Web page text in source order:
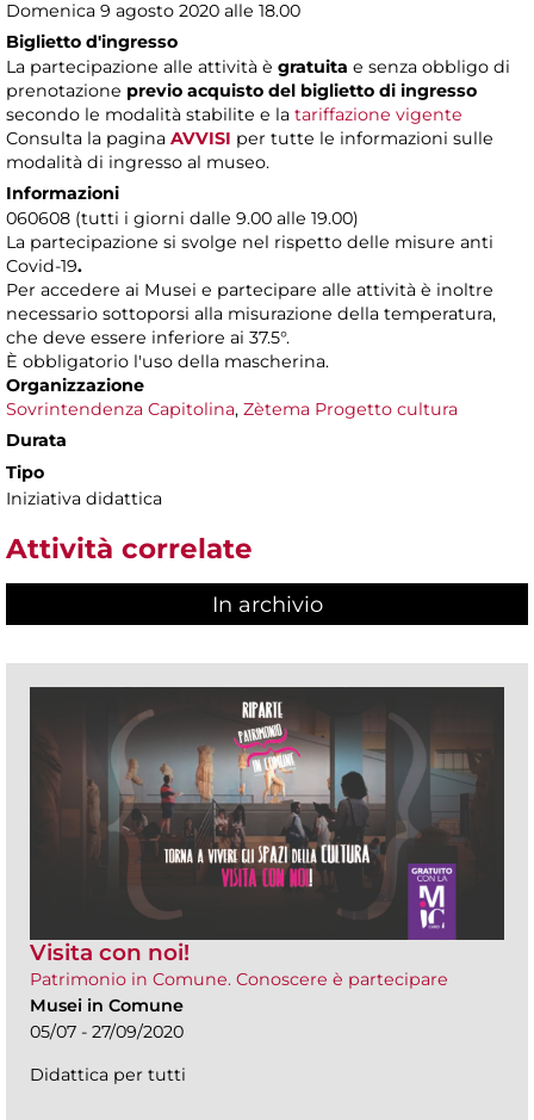
Domenica 9 agosto 2020 alle 18.00
Biglietto d'ingresso
La partecipazione alle attività è gratuita e senza obbligo di
prenotazione previo acquisto del biglietto di ingresso
secondo le modalità stabilite e la tariffazione vigente
Consulta la pagina AVVISI per tutte le informazioni sulle
modalità di ingresso al museo.
Informazioni
060608 (tutti i giorni dalle 9.00 alle 19.00)
La partecipazione si svolge nel rispetto delle misure anti
Covid-19.
Per accedere ai Musei e partecipare alle attività è inoltre
necessario sottoporsi alla misurazione della temperatura,
che deve essere inferiore ai 37.5°.
È obbligatorio l'uso della mascherina.
Organizzazione
Sovrintendenza Capitolina, Zètema Progetto cultura
Durata
Tipo
Iniziativa didattica
Attività correlate
In archivio
Visita con noi!
Patrimonio in Comune. Conoscere è partecipare
Musei in Comune
05/07 - 27/09/2020
Didattica per tutti